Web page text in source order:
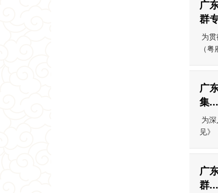
广
群
为
（
广
集...
为
见》
广
群...